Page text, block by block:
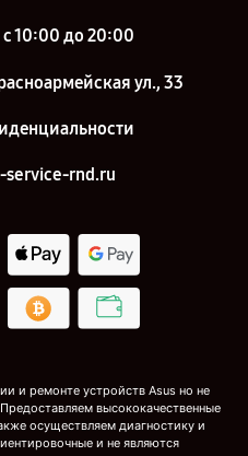
10:00 до 20:00
ул., 33
service-rnd.ru
и ремонте устройств Asus но не
высококачественные
осуществляем диагностику и
и не являются